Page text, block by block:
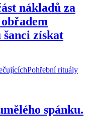
nákladů za
získat
Pohřební rituály
spánku.